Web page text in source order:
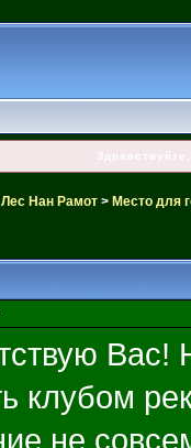
Лес Нан Рамот> Место для
Вас!
клубом
не